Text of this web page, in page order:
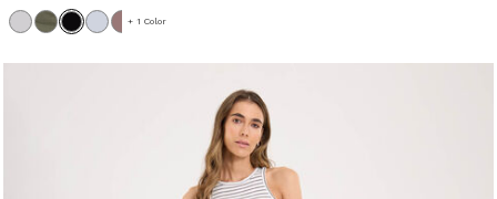
+ 1 Color